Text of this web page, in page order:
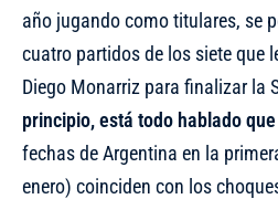
año jugando como titulares, se
cuatro partidos de los siete que
Diego Monarriz para finalizar la
principio, está todo hablado
fechas de Argentina en la
enero) coinciden con los